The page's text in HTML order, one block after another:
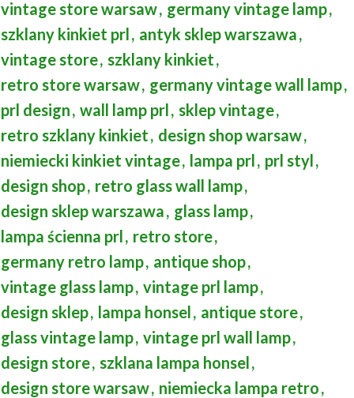
vintage store warsaw, germany vintage lamp,
szklany kinkiet prl, antyk sklep warszawa,
vintage store, szklany kinkiet,
retro store warsaw, germany vintage wall lamp,
prl design, wall lamp prl, sklep vintage,
retro szklany kinkiet, design shop warsaw,
niemiecki kinkiet vintage, lampa prl, prl styl,
design shop, retro glass wall lamp,
design sklep warszawa, glass lamp,
lampa ścienna prl, retro store,
germany retro lamp, antique shop,
vintage glass lamp, vintage prl lamp,
design sklep, lampa honsel, antique store,
glass vintage lamp, vintage prl wall lamp,
design store, szklana lampa honsel,
design store warsaw, niemiecka lampa retro,